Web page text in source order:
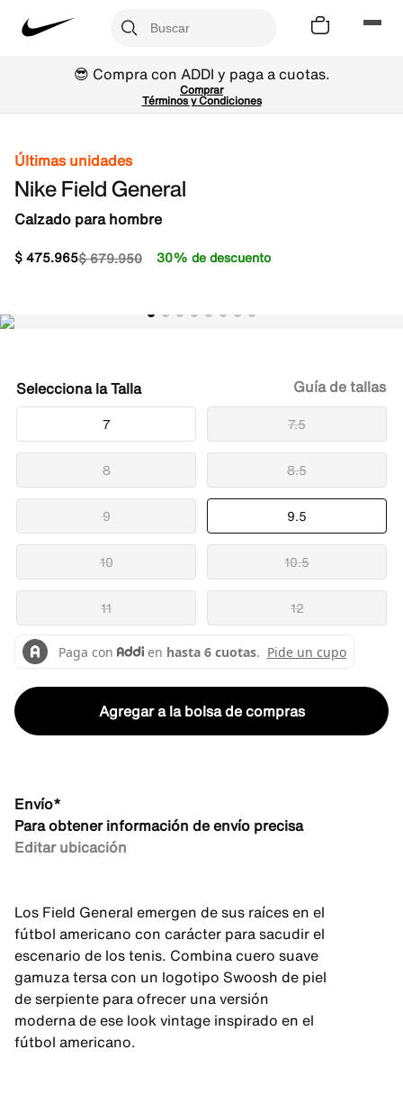
😎 Compra con ADDI y paga a cuotas.
Comprar
Términos y Condiciones
Últimas unidades
Nike Field General
Calzado para hombre
$679.950
$475.965 30% de descuento
Talla
7 7.5
8 8.5
9 9.5
10 10.5
11 12
Guía de tallas
Agregar a la bolsa de compras
Envío*
Para obtener información de envío precisa
Editar ubicación
Los Field General emergen de sus raíces en el
fútbol americano con carácter para sacudir el
escenario de los tenis. Combina cuero suave
gamuza tersa con un logotipo Swoosh de piel
de serpiente para ofrecer una versión
moderna de ese look vintage inspirado en el
fútbol americano.